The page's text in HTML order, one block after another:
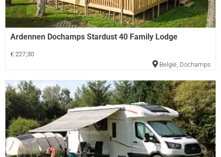
Ardennen Dochamps Stardust 40 Family Lodge
€ 227,30
België, Dochamps